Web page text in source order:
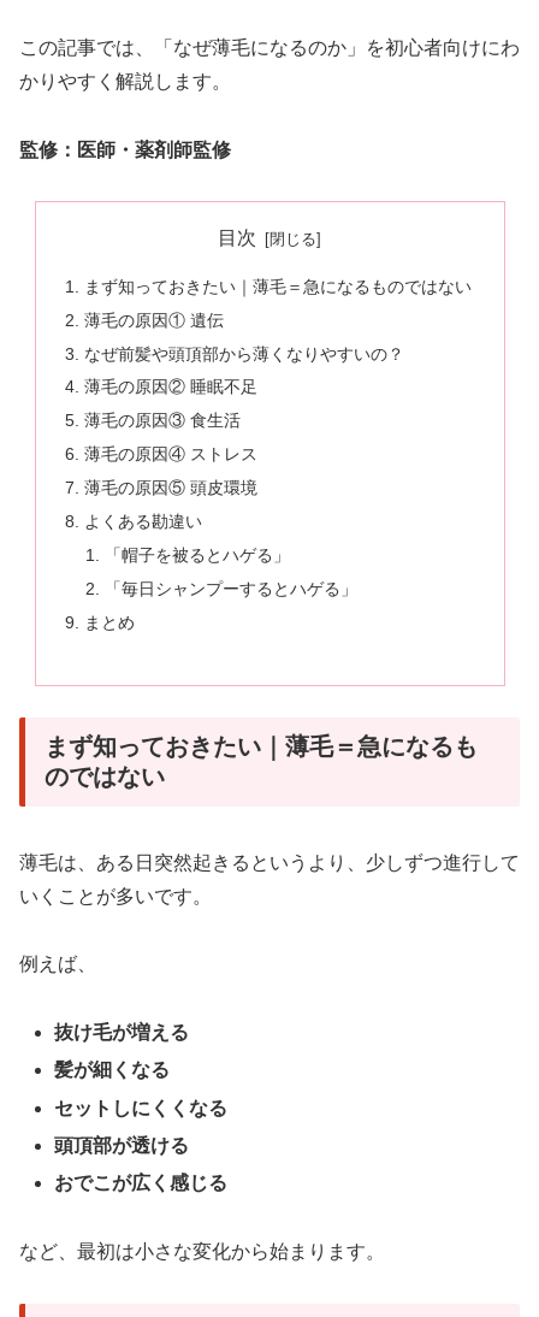
この記事では、「なぜ薄毛になるのか」を初心者向けにわ
かりやすく解説します。
監修：医師・薬剤師監修
目次
まず知っておきたい｜薄毛＝急になるものではない
薄毛の原因① 遺伝
なぜ前髪や頭頂部から薄くなりやすいの？
薄毛の原因② 睡眠不足
薄毛の原因③ 食生活
薄毛の原因④ ストレス
薄毛の原因⑤ 頭皮環境
よくある勘違い
「帽子を被るとハゲる」
「毎日シャンプーするとハゲる」
まとめ
まず知っておきたい｜薄毛＝急になるも
のではない
薄毛は、ある日突然起きるというより、少しずつ進行して
いくことが多いです。
例えば、
抜け毛が増える
髪が細くなる
セットしにくくなる
頭頂部が透ける
おでこが広く感じる
など、最初は小さな変化から始まります。